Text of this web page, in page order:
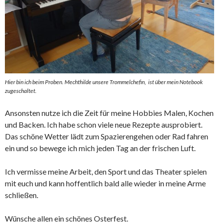
Hier bin ich beim Proben. Mechthilde unsere Trommelchefin, ist über mein Notebook
zugeschaltet.
Ansonsten nutze ich die Zeit für meine Hobbies Malen, Kochen
und Backen. Ich habe schon viele neue Rezepte ausprobiert.
Das schöne Wetter lädt zum Spazierengehen oder Rad fahren
ein und so bewege ich mich jeden Tag an der frischen Luft.
Ich vermisse meine Arbeit, den Sport und das Theater spielen
mit euch und kann hoffentlich bald alle wieder in meine Arme
schließen.
Wünsche allen ein schönes Osterfest.